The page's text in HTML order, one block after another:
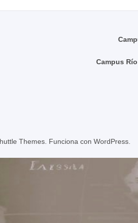
Campus
Themes . Funciona con WordPress